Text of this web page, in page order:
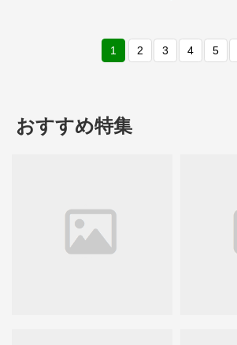
1 2 3 4 5
おすすめ特集